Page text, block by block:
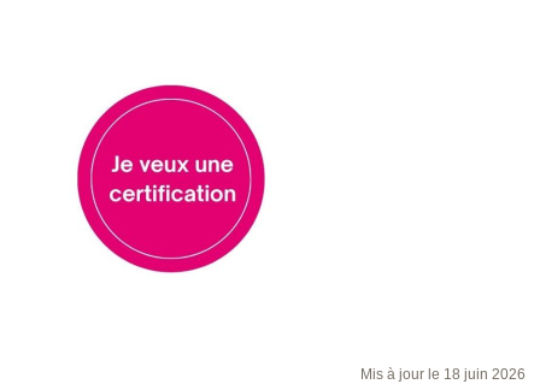
Mis à jour le 18 juin 2026